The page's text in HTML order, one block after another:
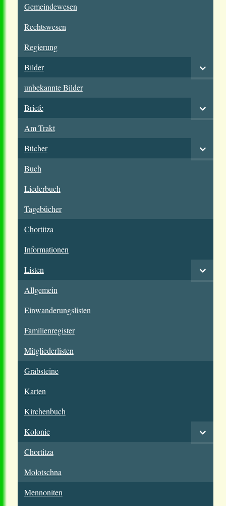
Gemeindewesen
Rechtswesen
Regierung
Bilder
unbekannte Bilder
Briefe
Am Trakt
Bücher
Buch
Liederbuch
Tagebücher
Chortitza
Informationen
Listen
Allgemein
Einwanderungslisten
Familienregister
Mitgliederlisten
Grabsteine
Karten
Kirchenbuch
Kolonie
Chortitza
Molotschna
Mennoniten